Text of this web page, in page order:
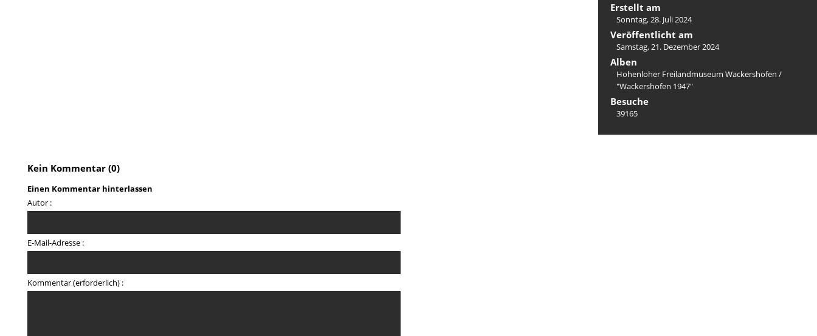
Erstellt am
Sonntag, 28. Juli 2024
Veröffentlicht am
Samstag, 21. Dezember 2024
Alben
Hohenloher Freilandmuseum Wackershofen /
"Wackershofen 1947"
Besuche
39165
Kein Kommentar (0)
Einen Kommentar hinterlassen
Autor :
E-Mail-Adresse :
Kommentar (erforderlich) :